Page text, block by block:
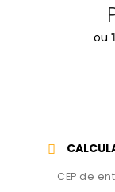
ou